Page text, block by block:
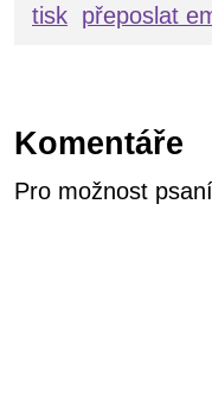
tisk přeposlat
Komentáře
Pro možnost